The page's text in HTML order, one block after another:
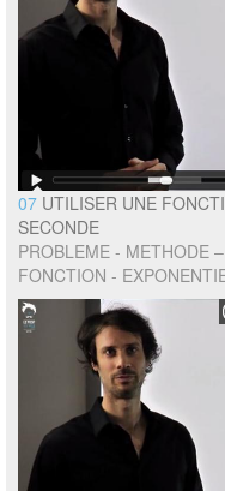
07 UTILISER UNE
SECONDE
PROBLEME - METHODE
FONCTION -